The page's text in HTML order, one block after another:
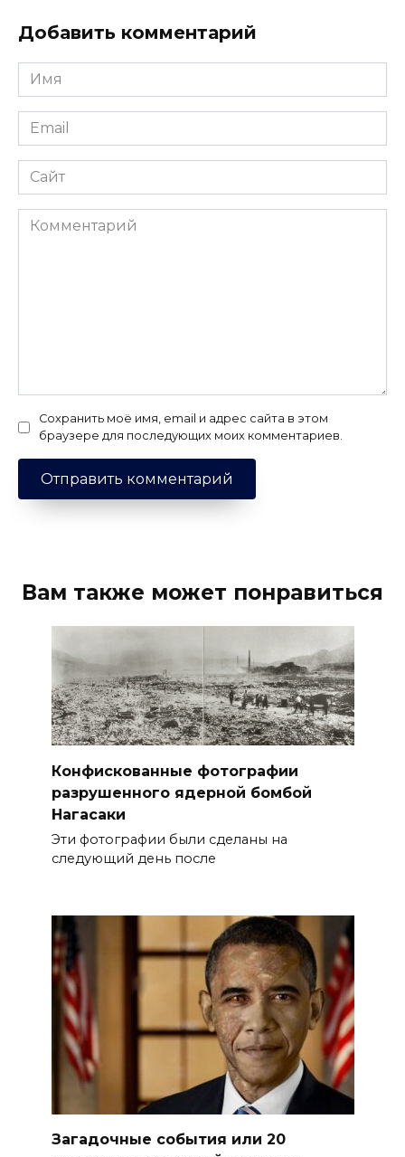
Добавить комментарий
Имя
*
Email
*
Сайт
Комментарий
Сохранить моё имя, email и адрес сайта в этом
браузере для последующих моих комментариев.
Вам также может понравиться
Конфискованные фотографии
разрушенного ядерной бомбой
Нагасаки
Эти фотографии были сделаны на
следующий день после
Загадочные события или 20